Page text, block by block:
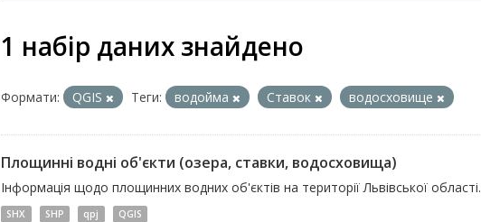
1 набір даних знайдено
Формати: QGIS Теги: водойма Ставок водосховище
Площинні водні об'єкти (озера, ставки, водосховища)
Інформація щодо площинних водних об'єктів на території Львівської області.
SHX SHP qpj QGIS